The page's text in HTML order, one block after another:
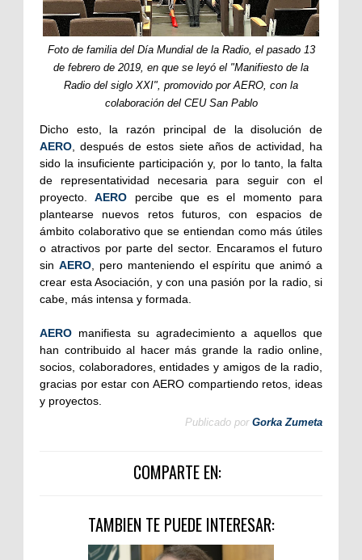
Foto de familia del Día Mundial de la Radio, el pasado 13
de febrero de 2019, en que se leyó el "Manifiesto de la
Radio del siglo XXI", promovido por AERO, con la
colaboración del CEU San Pablo
Dicho esto, la razón principal de la disolución de
AERO, después de estos siete años de actividad, ha
sido la insuficiente participación y, por lo tanto, la falta
de representatividad necesaria para seguir con el
proyecto.AERO
percibe que es el momento para
plantearse nuevos retos futuros, con espacios de
ámbito colaborativo que se entiendan como más útiles
o atractivos por parte del sector. Encaramos el futuro
sin AERO, pero manteniendo el espíritu que animó a
crear esta Asociación, y con una pasión por la radio, si
cabe, más intensa y formada.
AERO manifiesta su agradecimiento a aquellos que
han contribuido al hacer más grande la radio online,
socios, colaboradores, entidades y amigos de la radio,
gracias por estar con AERO compartiendo retos, ideas
y proyectos.
Publicado por Gorka Zumeta
COMPARTE EN:
TAMBIEN TE PUEDE INTERESAR: